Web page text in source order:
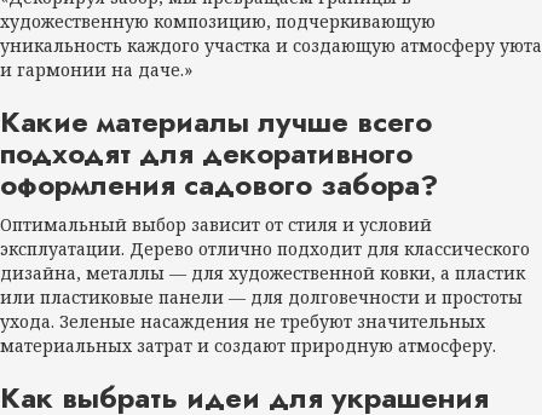
художественную композицию, подчеркивающую
уникальность каждого участка и создающую атмосферу уюта
и гармонии на даче.»
Какие материалы лучше всего
подходят для декоративного
оформления садового забора?
Оптимальный выбор зависит от стиля и условий
эксплуатации. Дерево отлично подходит для классического
дизайна, металлы — для художественной ковки, а пластик
или пластиковые панели — для долговечности и простоты
ухода. Зеленые насаждения не требуют значительных
материальных затрат и создают природную атмосферу.
Как выбрать идеи для украшения